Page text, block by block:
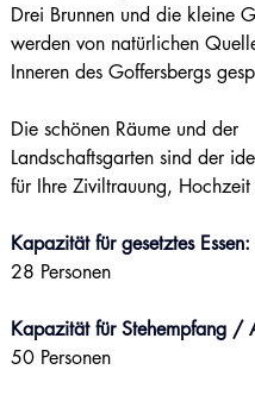
Drei Brunnen und die kleine
werden von natürlichen
Inneren des Goffersbergs
Die schönen Räume und der
Landschaftsgarten sind der
für Ihre Ziviltrauung, Hochzeit
Kapazität für gesetztes Essen:
28 Personen
Kapazität für Stehempfang /
50 Personen